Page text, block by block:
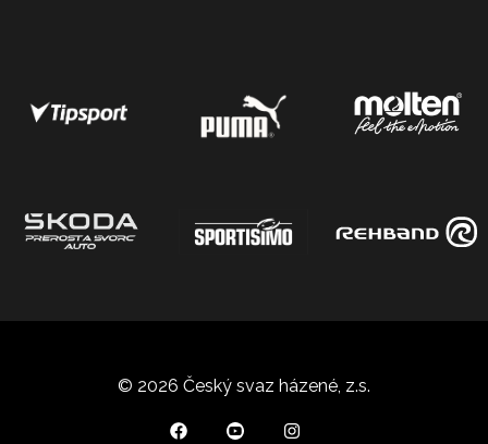
© 2026 Český svaz házené, z.s.